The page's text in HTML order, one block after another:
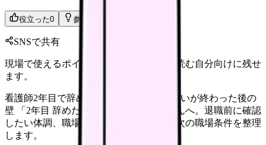
役立った0 参考になった
SNSで共有
現場で使えるポイントを、同僚やあとで読む自分向けに残せ
ます。
看護師2年目で辞めたい時の判断。新人扱いが終わった後の
壁 「2年目 辞めたい」と感じる看護師さんへ。退職前に確認
したい体調、職場内の選択肢、法務面、次の職場条件を整理
します。